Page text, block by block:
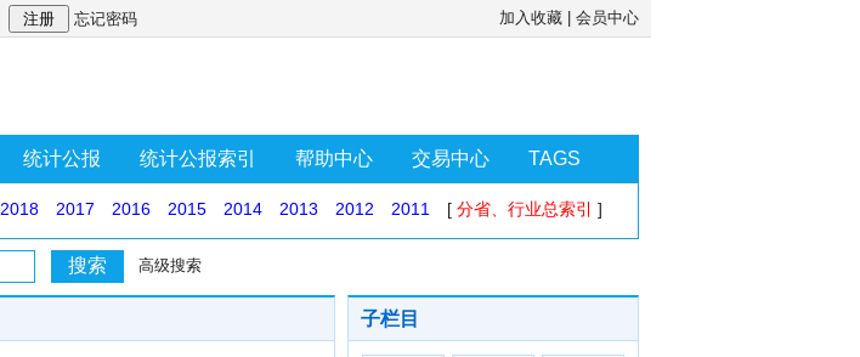
忘记密码 加入收藏 会员中心
统计公报 统计公报索引 帮助中心 交易中心 TAGS
2018 2017 2016 2015 2014 2013 2012 2011 [ 分省、行业总索引 ]
高级搜索
子栏目